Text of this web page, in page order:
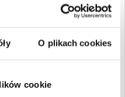
O plikach cookies
cookie
m: Zapewnia doskonałą
ekranu zapobiegają
z myślą o łatwym